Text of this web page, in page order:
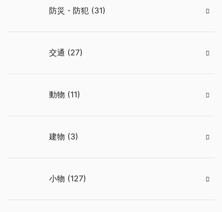
防災・防犯 (31)
交通 (27)
動物 (11)
建物 (3)
小物 (127)